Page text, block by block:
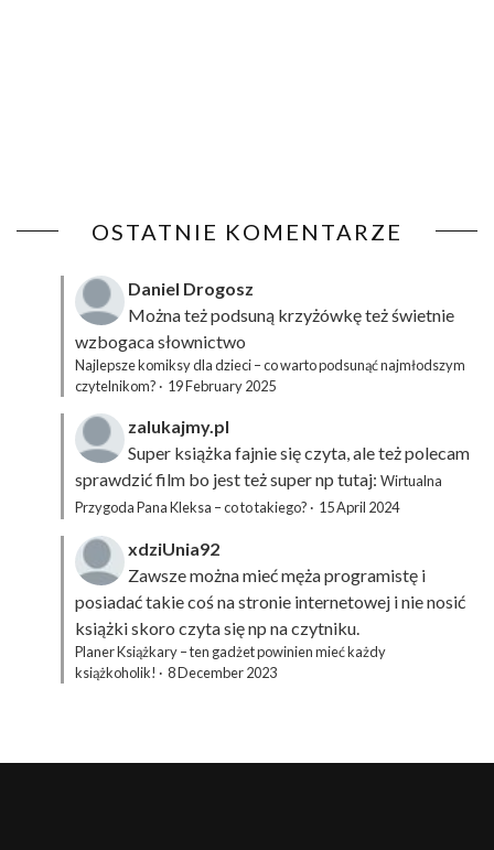
OSTATNIE KOMENTARZE
Daniel Drogosz
Można też podsuną krzyżówkęteż świetnie
wzbogaca słownictwo
Najlepsze komiksy dla dzieci – co warto podsunąć najmłodszym
czytelnikom? · 19 February 2025
zalukajmy.pl
Super książka fajnie się czyta, ale też polecam
sprawdzić film bo jest też super np tutaj: Wirtualna
Przygoda Pana Kleksa – co to takiego? · 15 April 2024
xdziUnia92
Zawsze można mieć męża programistę i
posiadać takie coś na stronie internetowej i nie nosić
książki skoro czyta się np na czytniku.
Planer Książkary – ten gadżet powinien mieć każdy
książkoholik! · 8 December 2023